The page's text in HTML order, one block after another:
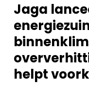
Privacy /
Vacature
Vacatures
Video’s
Sanitair
Binnenklimaat
Jaga
helpt